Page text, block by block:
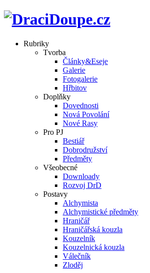
Rubriky
Tvorba
Články&Eseje
Galerie
Fotogalerie
Hřbitov
Doplňky
Dovednosti
Nová Povolání
Nové Rasy
Pro PJ
Bestiář
Dobrodružství
Předměty
Všeobecné
Downloady
Rozvoj DrD
Postavy
Alchymista
Alchymistické předměty
Hraničář
Hraničářská kouzla
Kouzelník
Kouzelnická kouzla
Válečník
Zloděj